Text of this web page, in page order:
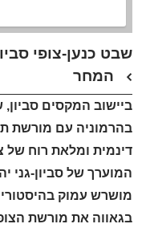
שבט כנען-צופי
ביישוב המקסים
בהרמוניה עם מורשת
דינמית ומלאת רוח של
המוערך של סביון-גני
מושרש עמוק
בגאווה את מורשת